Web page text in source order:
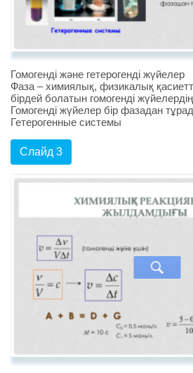
Гомогенді және гетерогенді жүйелер
Фаза – химиялық, физикалық
бірдей болатын гомогенді
Гомогенді жүйелер бір фазадан
Гетерогенные системы
Слайд 3